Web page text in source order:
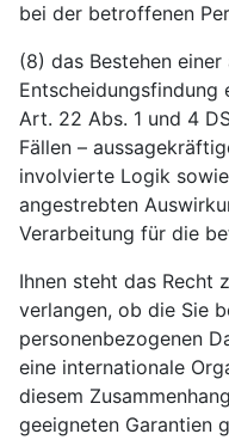
bei der betroffenen
(8) das Bestehen
Entscheidungsfindung
Art. 22 Abs. 1 und 4
Fällen –
involvierte Logik
angestrebten
Verarbeitung für die
Ihnen steht das Recht
verlangen, ob die Sie
personenbezogenen
eine internationale
diesem
geeigneten Garantien